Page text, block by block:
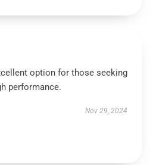
option for those seeking
performance.
Nov 29, 2024